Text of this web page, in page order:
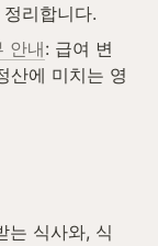
리합니다.
안내: 급여 변
산에 미치는 영
는 식사와, 식